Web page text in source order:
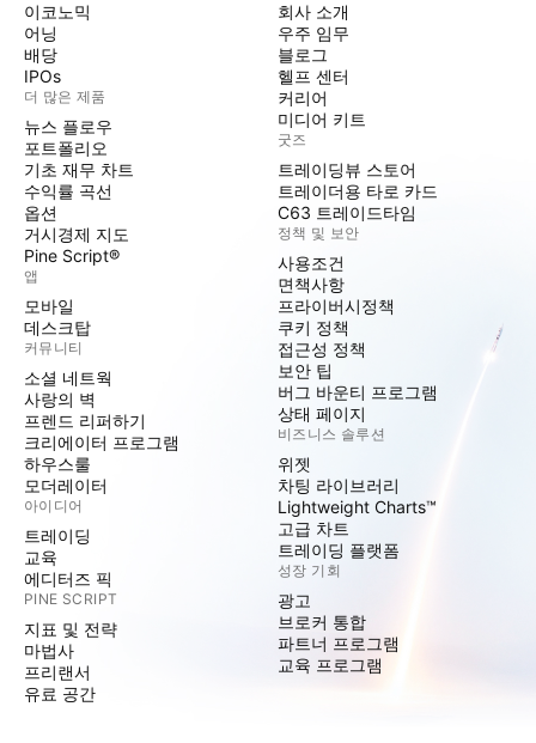
이코노믹
어닝
배당
IPOs
더 많은 제품
뉴스 플로우
포트폴리오
기초 재무 차트
수익률 곡선
옵션
거시경제 지도
Pine Script®
앱
모바일
데스크탑
커뮤니티
소셜 네트웍
사랑의 벽
프렌드 리퍼하기
크리에이터 프로그램
하우스룰
모더레이터
아이디어
트레이딩
교육
에디터즈 픽
PINE SCRIPT
지표 및 전략
마법사
프리랜서
유료 공간
회사 소개
우주 임무
블로그
헬프 센터
커리어
미디어 키트
굿즈
트레이딩뷰 스토어
트레이더용 타로 카드
C63 트레이드타임
정책 및 보안
사용조건
면책사항
프라이버시정책
쿠키 정책
접근성 정책
보안 팁
버그 바운티 프로그램
상태 페이지
비즈니스 솔루션
위젯
차팅 라이브러리
Lightweight Charts™
고급 차트
트레이딩 플랫폼
성장 기회
광고
브로커 통합
파트너 프로그램
교육 프로그램